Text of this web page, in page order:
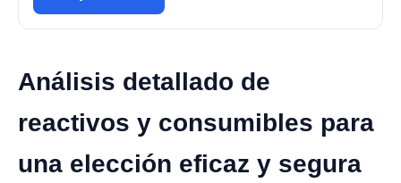
Análisis detallado de
reactivos y consumibles para
una elección eficaz y segura